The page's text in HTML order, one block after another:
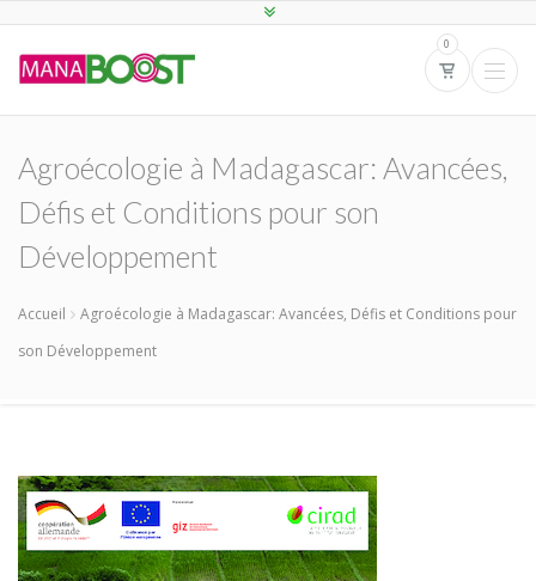
0
Agroécologie à Madagascar: Avancées,
Défis et Conditions pour son
Développement
Accueil
Agroécologie à Madagascar: Avancées, Défis et Conditions pour
son Développement